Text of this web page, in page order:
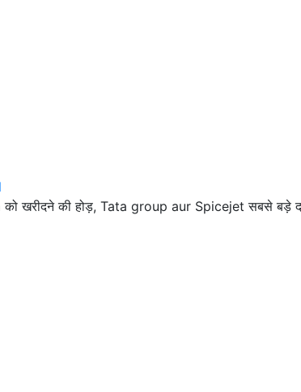
खरीदने की होड़, Tata group aur Spicejet सबसे बड़े